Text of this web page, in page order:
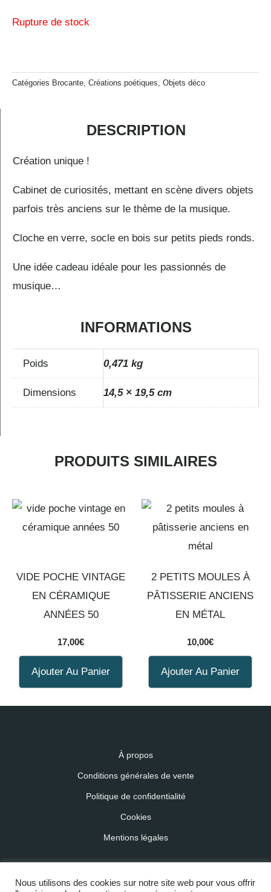
Rupture de stock
Catégories Brocante, Créations poétiques, Objets déco
PRODUITS SIMILAIRES
VIDE POCHE VINTAGE
EN CÉRAMIQUE
ANNÉES 50
17,00€
Ajouter Au Panier
2 PETITS MOULES À
PÂTISSERIE ANCIENS
EN MÉTAL
10,00€
Ajouter Au Panier
DESCRIPTION
Création unique !
Cabinet de curiosités, mettant en scène divers objets
parfois très anciens sur le thème de la musique.
Cloche en verre, socle en bois sur petits pieds ronds.
Une idée cadeau idéale pour les passionnés de
musique…
INFORMATIONS
Poids 0,471 kg
Dimensions 14,5 × 19,5 cm
À propos
Conditions générales de vente
Politique de confidentialité
Cookies
Mentions légales
Nous utilisons des cookies sur notre site web pour vous offrir